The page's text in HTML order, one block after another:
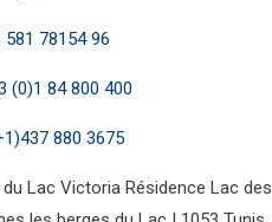
581 78154 96
(0)1 84 800 400
880 3675
du Lac Victoria Résidence Lac des